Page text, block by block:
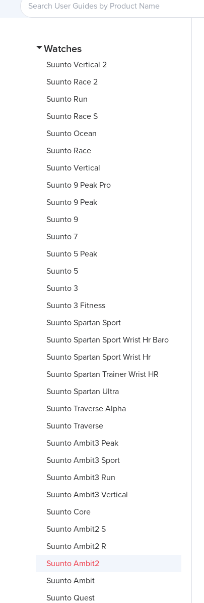
Watches
Suunto Vertical 2
Suunto Race 2
Suunto Run
Suunto Race S
Suunto Ocean
Suunto Race
Suunto Vertical
Suunto 9 Peak Pro
Suunto 9 Peak
Suunto 9
Suunto 7
Suunto 5 Peak
Suunto 5
Suunto 3
Suunto 3 Fitness
Suunto Spartan Sport
Suunto Spartan Sport Wrist Hr Baro
Suunto Spartan Sport Wrist Hr
Suunto Spartan Trainer Wrist HR
Suunto Spartan Ultra
Suunto Traverse Alpha
Suunto Traverse
Suunto Ambit3 Peak
Suunto Ambit3 Sport
Suunto Ambit3 Run
Suunto Ambit3 Vertical
Suunto Core
Suunto Ambit2 S
Suunto Ambit2 R
Suunto Ambit2
Suunto Ambit
Suunto Quest